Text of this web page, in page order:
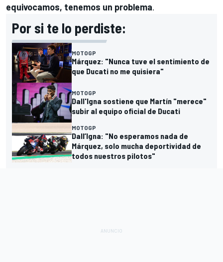
equivocamos, tenemos un problema.
Por si te lo perdiste:
MOTOGP
Márquez: "Nunca tuve el sentimiento de
que Ducati no me quisiera"
MOTOGP
Dall'Igna sostiene que Martín "merece"
subir al equipo oficial de Ducati
MOTOGP
Dall’Igna: "No esperamos nada de
Márquez, solo mucha deportividad de
todos nuestros pilotos"